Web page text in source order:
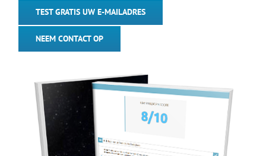
TEST GRATIS UW E-MAILADRES
NEEM CONTACT OP